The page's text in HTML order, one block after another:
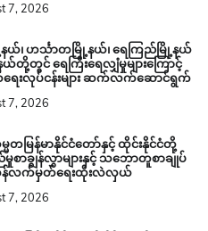
7, 2026
နယ်၊ ဟင်္သာတမြို့နယ်၊ ရေကြည်မြို့နယ်
ယ်တို့တွင် ရေကြီးရေလျှံမှုများကြောင့်
လုပ်ငန်းများ ဆက်လက်ဆောင်ရွက်
7, 2026
တမြန်မာနိုင်ငံတော်နှင့် ထိုင်းနိုင်ငံတို့
စာချွန်လွှာများနှင့် သဘောတူစာချုပ်
လှန်လက်မှတ်ရေးထိုးလဲလှယ်
7, 2026